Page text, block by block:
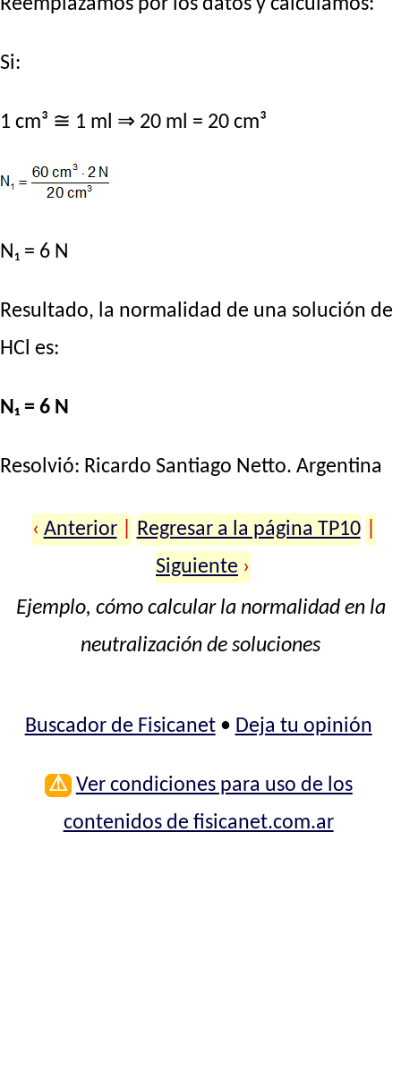
Si:
1 cm³ ≅ 1 ml ⇒ 20 ml = 20 cm³
N₁ = 6 N
Resultado, la normalidad de una solución de
HCl es:
N₁ = 6 N
Resolvió: Ricardo Santiago Netto. Argentina
‹ Anterior Regresar a la página TP10
Siguiente ›
Ejemplo, cómo calcular la normalidad en la
neutralización de soluciones
Buscador de Fisicanet• Deja tu opinión
⚠ Ver condiciones para uso de los
contenidos de fisicanet.com.ar